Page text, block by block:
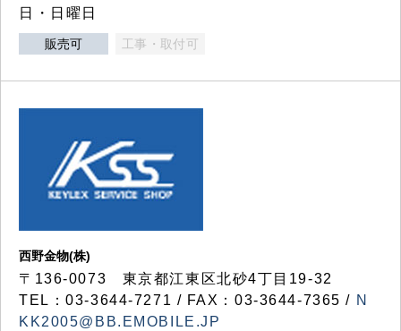
日・日曜日
販売可 工事・取付可
西野金物(株)
〒136-0073 東京都江東区北砂4丁目19-32
TEL：03‐3644‐7271 / FAX：03-3644-7365 / N
KK2005@BB.EMOBILE.JP